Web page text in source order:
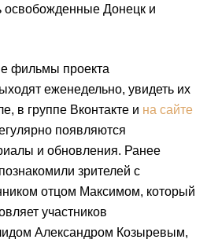
освобожденные Донецк и
фильмы проекта
еженедельно, увидеть их
в группе Вконтакте и на сайте
появляются
и обновления. Ранее
зрителей с
отцом Максимом, который
участников
Александром Козыревым,